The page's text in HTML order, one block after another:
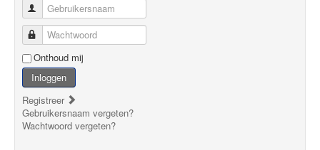
Gebruikersnaam
Wachtwoord
Onthoud mij
Inloggen
Registreer
Gebruikersnaam vergeten?
Wachtwoord vergeten?